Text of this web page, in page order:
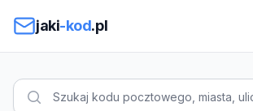
jaki-kod.pl